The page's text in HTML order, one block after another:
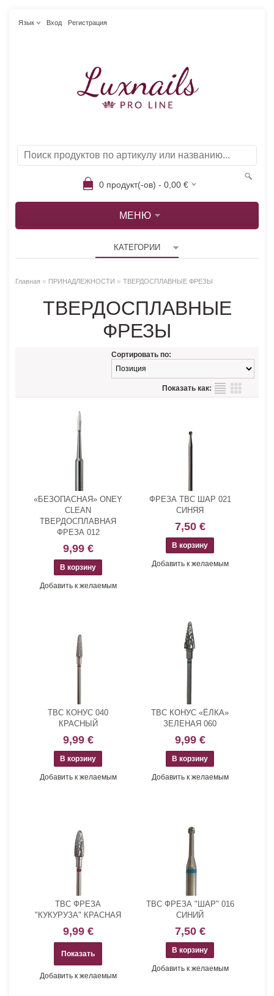
Язык Вход Регистрация
0 продукт(-ов) - 0,00 €
МЕНЮ
КАТЕГОРИИ
Главная » ПРИНАДЛЕЖНОСТИ » ТВЕРДОСПЛАВНЫЕ ФРЕЗЫ
ТВЕРДОСПЛАВНЫЕ
ФРЕЗЫ
Сортировать по:
Показать как:
«БЕЗОПАСНАЯ» ONEY
CLEAN
ТВЕРДОСПЛАВНАЯ
ФРЕЗА 012
9,99 €
Добавить к желаемым
ФРЕЗА ТВС ШАР 021
СИНЯЯ
7,50 €
Добавить к желаемым
ТВС КОНУС 040
КРАСНЫЙ
9,99 €
Добавить к желаемым
ТВС КОНУС «ЁЛКА»
ЗЕЛЕНАЯ 060
9,99 €
Добавить к желаемым
ТВС ФРЕЗА
"КУКУРУЗА" КРАСНАЯ
9,99 €
Показать
Добавить к желаемым
ТВС ФРЕЗА "ШАР" 016
СИНИЙ
7,50 €
Добавить к желаемым